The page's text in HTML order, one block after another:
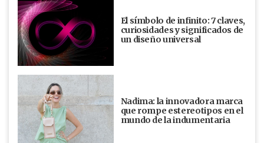
El símbolo de infinito: 7 claves,
curiosidades y significados de
un diseño universal
Nadima: la innovadora marca
que rompe estereotipos en el
mundo de la indumentaria